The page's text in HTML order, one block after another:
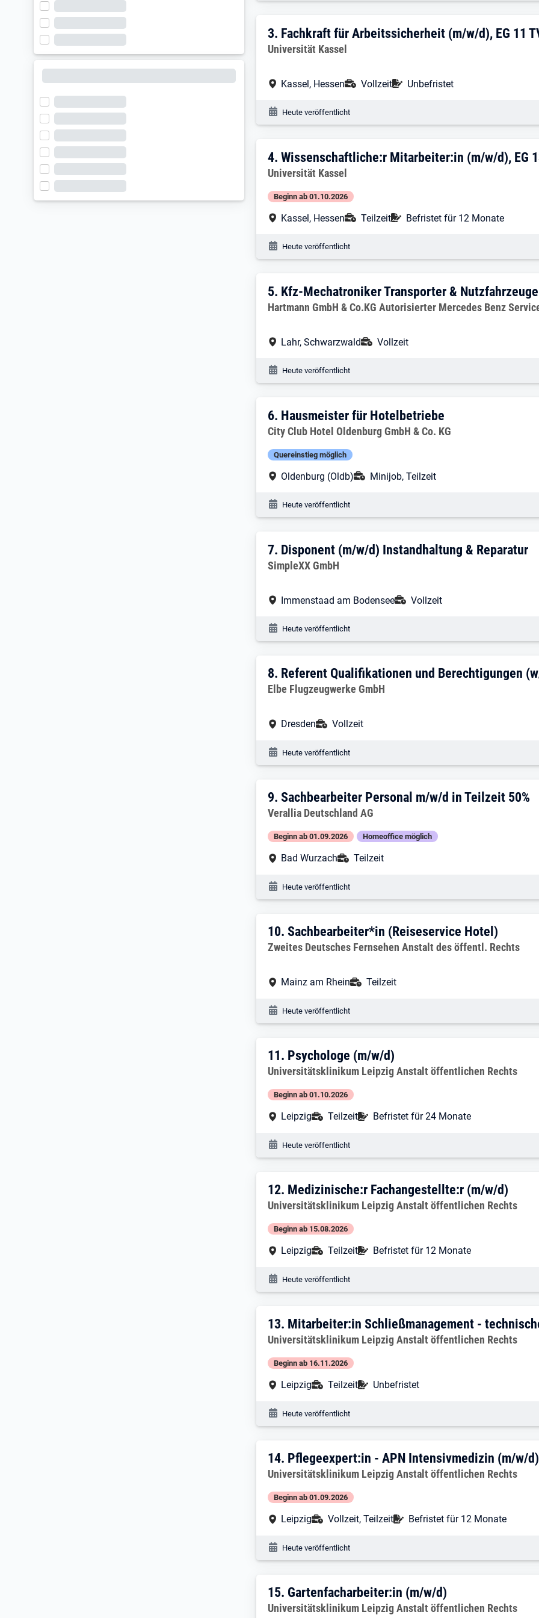
3. Ergebnis: Fachkraft für
3. Fachkraft für Arbeitssicherheit (m/w/d), EG 11
Arbeitgeber:
Universität Kassel
Arbeitsort:
Kassel, Hessen Anstellungsart:
Vollzeit Befristung:
Unbefristet
Veröffentlichungsdatum:
Heute veröffentlicht
4. Ergebnis: Wissenschaftliche:r
4.Wissenschaftliche:r Mitarbeiter:in (m/w/d), EG
Arbeitgeber:
Universität Kassel
Beginn ab 01.10.2026
Arbeitsort:
Kassel, Hessen Anstellungsart:
Teilzeit Befristung:
Befristet für 12 Monate
Veröffentlichungsdatum:
Heute veröffentlicht
5. Ergebnis: Kfz-Mechatroniker
5. Kfz-Mechatroniker Transporter & Nutzfahrzeuge
Arbeitgeber:
Hartmann GmbH & Co.KG Autorisierter Mercedes Benz
Arbeitsort:
Lahr, Schwarzwald Anstellungsart:
Vollzeit
Veröffentlichungsdatum:
Heute veröffentlicht
6. Ergebnis: Hausmeister für
6. Hausmeister für Hotelbetriebe
Arbeitgeber:
City Club Hotel Oldenburg GmbH & Co. KG
Quereinstieg möglich
Arbeitsort:
Oldenburg (Oldb) Anstellungsart:
Minijob, Teilzeit
Veröffentlichungsdatum:
Heute veröffentlicht
7. Ergebnis: Disponent (m/w/d)
7. Disponent (m/w/d) Instandhaltung & Reparatur
Arbeitgeber:
SimpleXX GmbH
Arbeitsort:
Immenstaad am Bodensee Anstellungsart:
Vollzeit
Veröffentlichungsdatum:
Heute veröffentlicht
8. Ergebnis: Referent Qualifikationen
8. Referent Qualifikationen und Berechtigungen
Arbeitgeber:
Elbe Flugzeugwerke GmbH
Arbeitsort:
Dresden Anstellungsart:
Vollzeit
Veröffentlichungsdatum:
Heute veröffentlicht
9. Ergebnis: Sachbearbeiter Personal m/
9.Sachbearbeiter Personal m/w/d in Teilzeit 50%
Arbeitgeber:
Verallia Deutschland AG
Beginn ab 01.09.2026 Homeoffice möglich
Arbeitsort:
Bad Wurzach Anstellungsart:
Teilzeit
Veröffentlichungsdatum:
Heute veröffentlicht
10. Ergebnis: Sachbearbeiter*in
10.Sachbearbeiter*in (Reiseservice Hotel)
Arbeitgeber:
Zweites Deutsches Fernsehen Anstalt des öffentl. Rechts
Arbeitsort:
Mainz am Rhein Anstellungsart:
Teilzeit
Veröffentlichungsdatum:
Heute veröffentlicht
11. Ergebnis: Psychologe (m/w/d)
11. Psychologe (m/w/d)
Arbeitgeber:
Universitätsklinikum Leipzig Anstalt öffentlichen Rechts
Beginn ab 01.10.2026
Arbeitsort:
Leipzig Anstellungsart:
Teilzeit Befristung:
Befristet für 24 Monate
Veröffentlichungsdatum:
Heute veröffentlicht
12. Ergebnis: Medizinische:r
12. Medizinische:r Fachangestellte:r (m/w/d)
Arbeitgeber:
Universitätsklinikum Leipzig Anstalt öffentlichen Rechts
Beginn ab 15.08.2026
Arbeitsort:
Leipzig Anstellungsart:
Teilzeit Befristung:
Befristet für 12 Monate
Veröffentlichungsdatum:
Heute veröffentlicht
13. Ergebnis: Mitarbeiter:in
13. Mitarbeiter:in Schließmanagement -
Arbeitgeber:
Universitätsklinikum Leipzig Anstalt öffentlichen Rechts
Beginn ab 16.11.2026
Arbeitsort:
Leipzig Anstellungsart:
Teilzeit Befristung:
Unbefristet
Veröffentlichungsdatum:
Heute veröffentlicht
14. Ergebnis: Pflegeexpert:in - APN
14. Pflegeexpert:in - APN Intensivmedizin (m/w/d)
Arbeitgeber:
Universitätsklinikum Leipzig Anstalt öffentlichen Rechts
Beginn ab 01.09.2026
Arbeitsort:
Leipzig Anstellungsart:
Vollzeit, Teilzeit Befristung:
Befristet für 12 Monate
Veröffentlichungsdatum:
Heute veröffentlicht
15. Ergebnis: Gartenfacharbeiter:in (m/
15. Gartenfacharbeiter:in (m/w/d)
Arbeitgeber:
Universitätsklinikum Leipzig Anstalt öffentlichen Rechts